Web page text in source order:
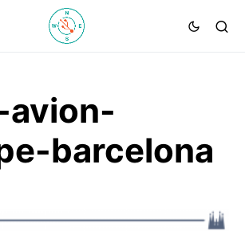
barcelona